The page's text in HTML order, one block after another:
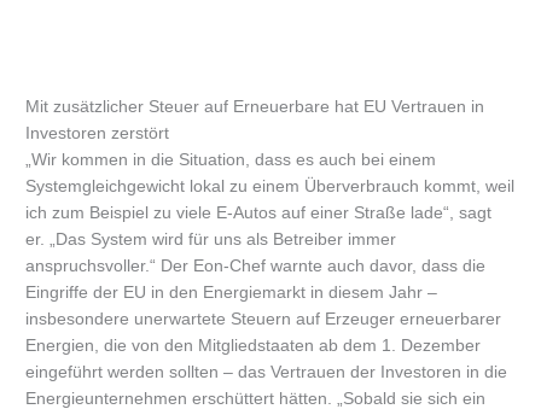
Mit zusätzlicher Steuer auf Erneuerbare hat EU Vertrauen in
Investoren zerstört
„Wir kommen in die Situation, dass es auch bei einem
Systemgleichgewicht lokal zu einem Überverbrauch kommt, weil
ich zum Beispiel zu viele E-Autos auf einer Straße lade“, sagt
er. „Das System wird für uns als Betreiber immer
anspruchsvoller.“ Der Eon-Chef warnte auch davor, dass die
Eingriffe der EU in den Energiemarkt in diesem Jahr –
insbesondere unerwartete Steuern auf Erzeuger erneuerbarer
Energien, die von den Mitgliedstaaten ab dem 1. Dezember
eingeführt werden sollten – das Vertrauen der Investoren in die
Energieunternehmen erschüttert hätten. „Sobald sie sich ein